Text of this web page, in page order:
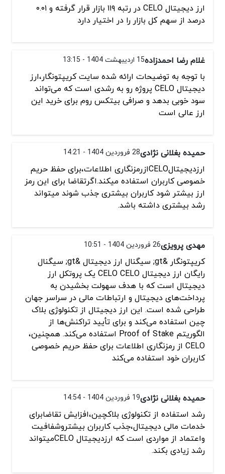
ارز دیجیتال CELO در رتبه ۱۱۹ بازار قرار گرفته و ۰.۰۱
درصد از سهم کل بازار را در اختیار دارد
غلام رضا احمدزاده15 اردیبهشت 1404 - 13:15
با توجه به توضیحات ارائه شده سایت کریپتونگار،ارز
دیجیتال CELO پروژه رو به رشدی است که می‌تواند
سود خوبی بدهد و صرافی بیتکس روم برای خرید این
ارز عالی است
حمیده بغلانی نژادی28 فروردین 1404 - 14:21
ارزدیجیتالCELOازرمزنگاری اطلاعات،برای حفظ حریم
خصوصی کاربران استفاده میکند.اگرتقاضا برای این رمز
ارز بیشتر شود کاربران بیشتری جذب شوند میتواند
رشد بیشتری داشته باشد.
مهدی پرویزی26 فروردین 1404 - 10:51
کریپتونگار &gt; سیگنال ارز دیجیتال &gt; سیگنال
رایگان ارز دیجیتال CELO CELO یک پروتکل ارز
دیجیتال است که با هدف سهولت بخشیدن به
پرداخت‌های دیجیتال و ارتباطات مالی در سراسر جهان
طراحی شده است. این ارز دیجیتال از تکنولوژی بلاک
چین استفاده می‌کند و برای تأیید تراکنش‌ها از
الگوریتم Proof of Stake استفاده می‌کند. همچنین،
CELO از رمزنگاری اطلاعات برای حفظ حریم خصوصی
کاربران خود استفاده می‌کند
حمیده بغلانی نژادی19 فروردین 1404 - 14:54
رشد استفاده از تکنولوژی بلاکچین،افزایش تقاضابرای
خدمات مالی دیجیتال،جذب کاربران بیشتروشفافیت
واعتماد از مواردی است که ارزدیجیتال CELOمیتواند
رشد زیادی بکند.